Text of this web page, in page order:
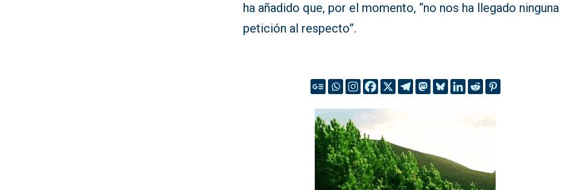
ha añadido que, por el momento, “no nos ha llegado ninguna
petición al respecto”.